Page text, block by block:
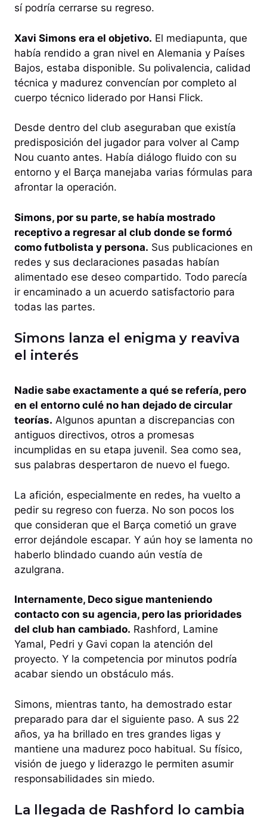
sí podría cerrarse su regreso.
Xavi Simons era el objetivo. El mediapunta, que
había rendido a gran nivel en Alemania y Países
Bajos, estaba disponible. Su polivalencia, calidad
técnica y madurez convencían por completo al
cuerpo técnico liderado por Hansi Flick.
Desde dentro del club aseguraban que existía
predisposición del jugador para volver al Camp
Nou cuanto antes. Había diálogo fluido con su
entorno y el Barça manejaba varias fórmulas para
afrontar la operación.
Simons, por su parte, se había mostrado
receptivo a regresar al club donde se formó
como futbolista y persona. Sus publicaciones en
redes y sus declaraciones pasadas habían
alimentado ese deseo compartido. Todo parecía
ir encaminado a un acuerdo satisfactorio para
todas las partes.
Simons lanza el enigma y reaviva
el interés
Nadie sabe exactamente a qué se refería, pero
en el entorno culé no han dejado de circular
teorías. Algunos apuntan a discrepancias con
antiguos directivos, otros a promesas
incumplidas en su etapa juvenil. Sea como sea,
sus palabras despertaron de nuevo el fuego.
La afición, especialmente en redes, ha vuelto a
pedir su regreso con fuerza. No son pocos los
que consideran que el Barça cometió un grave
error dejándole escapar. Y aún hoy se lamenta no
haberlo blindado cuando aún vestía de
azulgrana.
Internamente, Deco sigue manteniendo
contacto con su agencia, pero las prioridades
del club han cambiado. Rashford, Lamine
Yamal, Pedri y Gavi copan la atención del
proyecto. Y la competencia por minutos podría
acabar siendo un obstáculo más.
Simons, mientras tanto, ha demostrado estar
preparado para dar el siguiente paso. A sus 22
años, ya ha brillado en tres grandes ligas y
mantiene una madurez poco habitual. Su físico,
visión de juego y liderazgo le permiten asumir
responsabilidades sin miedo.
La llegada de Rashford lo cambia